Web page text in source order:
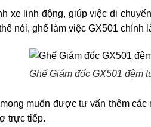
xe linh động, giúp việc di
nói, ghế làm việc GX501
Ghế Giám đốc GX501 đệm
muốn được tư vấn thêm các
trực tiếp.